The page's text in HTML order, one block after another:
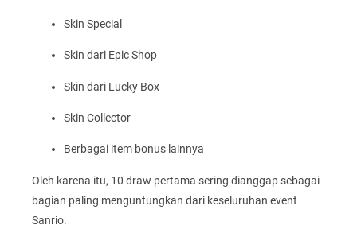
Skin Special
Skin dari Epic Shop
Skin dari Lucky Box
Skin Collector
Berbagai item bonus lainnya
Oleh karena itu, 10 draw pertama sering dianggap sebagai
bagian paling menguntungkan dari keseluruhan event
Sanrio.